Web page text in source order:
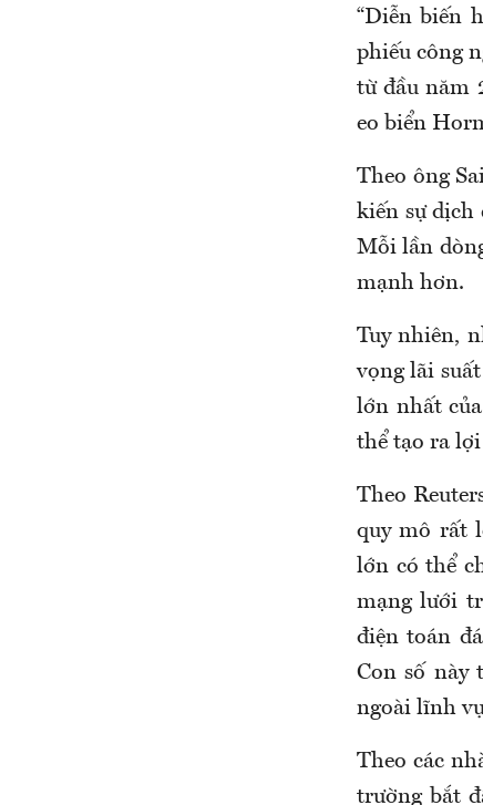
“Diễn biến
phiếu công
từ đầu năm
eo biển
Theo ông
kiến sự dịch
Mỗi lần
mạnh hơn.
Tuy nhiên,
vọng lãi
lớn nhất
thể tạo ra
Theo
quy mô rất
lớn có thể
mạng lưới
điện toán
Con số này
ngoài lĩnh
Theo các
trường bắt